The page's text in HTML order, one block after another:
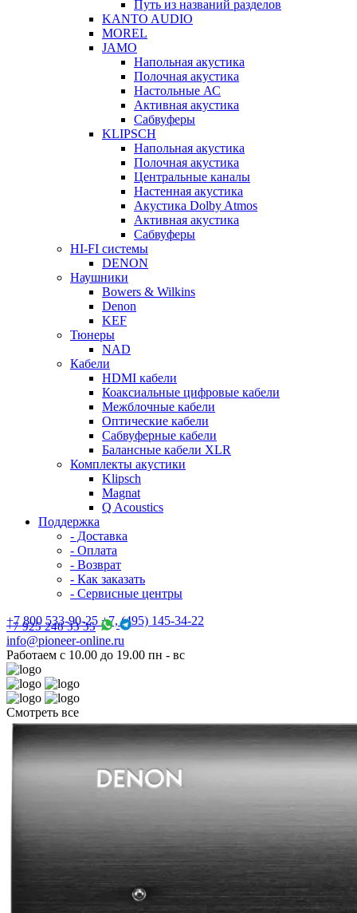
Путь из названий разделов
KANTO AUDIO
MOREL
JAMO
Напольная акустика
Полочная акустика
Настольные АС
Активная акустика
Сабвуферы
KLIPSCH
Напольная акустика
Полочная акустика
Центральные каналы
Настенная акустика
Акустика Dolby Atmos
Активная акустика
Сабвуферы
HI-FI системы
DENON
Наушники
Bowers & Wilkins
Denon
KEF
Тюнеры
NAD
Кабели
HDMI кабели
Коаксиальные цифровые кабели
Межблочные кабели
Оптические кабели
Сабвуферные кабели
Балансные кабели XLR
Комплекты акустики
Klipsch
Magnat
Q Acoustics
Поддержка
- Доставка
- Оплата
- Возврат
- Как заказать
- Сервисные центры
+7 800 533-90-25 +7, (495) 145-34-22
+7 925 248 33 35
info@pioneer-online.ru
Работаем с 10.00 до 19.00 пн - вс
Смотреть все